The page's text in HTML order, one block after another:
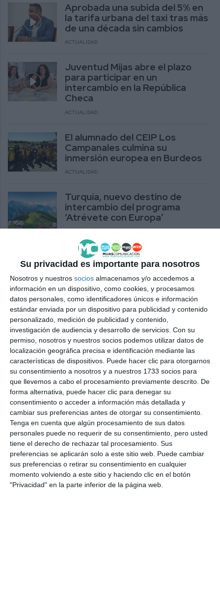
Su privacidad es importante para nosotros
Nosotros y nuestros socios almacenamos y/o accedemos a
información en un dispositivo, como cookies, y procesamos
datos personales, como identificadores únicos e información
estándar enviada por un dispositivo para publicidad y contenido
personalizado, medición de publicidad y contenido,
investigación de audiencia y desarrollo de servicios. Con su
permiso, nosotros y nuestros socios podemos utilizar datos de
localización geográfica precisa e identificación mediante las
características de dispositivos. Puede hacer clic para otorgarnos
su consentimiento a nosotros y a nuestros 1733 socios para
que llevemos a cabo el procesamiento previamente descrito. De
forma alternativa, puede hacer clic para denegar su
consentimiento o acceder a información más detallada y
cambiar sus preferencias antes de otorgar su consentimiento.
Tenga en cuenta que algún procesamiento de sus datos
personales puede no requerir de su consentimiento, pero usted
tiene el derecho de rechazar tal procesamiento. Sus
preferencias se aplicarán solo a este sitio web. Puede cambiar
sus preferencias o retirar su consentimiento en cualquier
momento volviendo a este sitio y haciendo clic en el botón
"Privacidad" en la parte inferior de la página web.
Aprobada una subida del 5% en
la tarifa urbana del taxi tras más
de una década sin cambios
ACTUALIDAD
Juventud Mijas abre el plazo
para participar en un
intercambio en la República
Checa
ACTUALIDAD
El alumnado del CEIP Los
Campanales culmina su
inmersión europea en Burdeos
ACTUALIDAD
Turquía, nuevo destino de
intercambio del programa
‘Atrévete con Europa’
A group of French children take
part in an educational exchange
programme in Mijas
ACTUALIDAD
Un grupo de niños franceses
participa en un programa de
intercambio educativo en Mijas
ACTUALIDAD
Cambio al horario de verano el
próximo domingo de madrugada
ACTUALIDAD
El espectáculo flamenco de los
sábados se traslada a la plaza
Virgen de la Peña
ACTUALIDAD
En la madrugada de este